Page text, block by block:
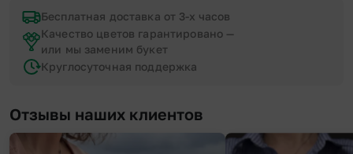
Бесплатная доставка от 3-х часов
Качество цветов гарантировано —
или мы заменим букет
Круглосуточная поддержка
Отзывы наших клиентов